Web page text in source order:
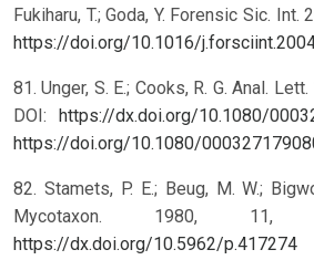
Fukiharu, T.; Goda, Y. Forensic Sic. Int.
https://doi.org/10.1016/
81. Unger, S. E.; Cooks, R. G. Anal.
DOI: https://dx.doi.org/10.1080/
https://doi.org/10.1080/
82. Stamets, P. E.; Beug, M. W.;
Mycotaxon. 1980, 11,
https://dx.doi.org/10.5962/p.417274